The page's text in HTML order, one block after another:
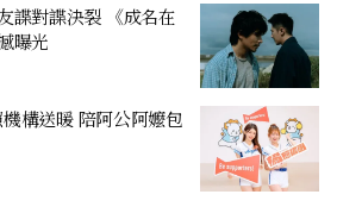
諜對諜決裂 《成名在
曝光
構送暖 陪阿公阿嬤包